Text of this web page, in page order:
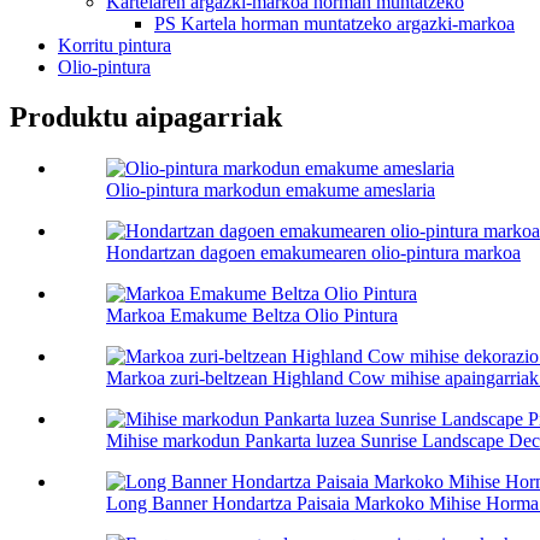
PS Kartela horman muntatzeko argazki-markoa
Korritu pintura
Olio-pintura
Produktu aipagarriak
Olio-pintura markodun emakume ameslaria
Hondartzan dagoen emakumearen olio-pintura markoa
Markoa Emakume Beltza Olio Pintura
Markoa zuri-beltzean Highland Cow mihise
Mihise markodun Pankarta luzea Sunrise Landscape
Long Banner Hondartza Paisaia Markoko Mihise